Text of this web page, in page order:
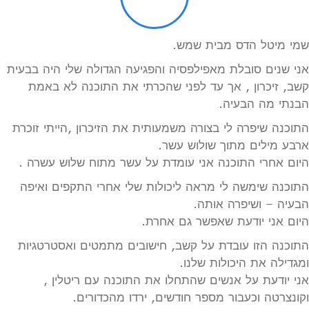
שמי מיטל הדס מבית שמש.
אני שנים סובלת מאפילפסיה והפגיעה הגדולה שלי היה בבעית
קשב, זיכרון , אך עד לפני שהכרתי את התוכנה לא באמת
הבנתי מה הבעיה.
התוכנה שיפרה לי בצורה משמעותית את הזיכרון ,הייתי זוכרת
ארבע מילים מתוך שולוש עשר.
היום אחרי התוכנה אני עומדת על עשר מתוח שלוש עשרה .
התוכנה שימשה לי מראה ליכולות שלי אחרי התקפים ואיפה
הבעיה – ושיפרה אותה.
היום אני יודעת שאפשר גם אחרת.
התוכנה הזו עובדת על קשב, חישובים מתמטים ואסטרטגיות
ומגדילה את היכולות שלנו.
אני יודעת על אנשים שהתחלו את התוכנה עם ריטלין ,
וקונצרטה וכעבור מספר חודשים, ירדו מהכדורים.